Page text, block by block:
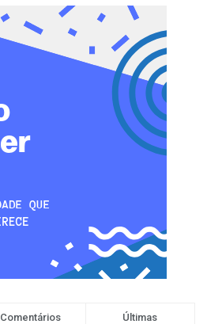
Comentários Últimas